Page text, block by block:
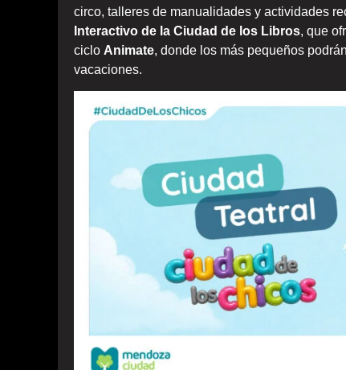
circo, talleres de manualidades y actividades
Interactivo de la Ciudad de los Libros, que
ciclo Animate, donde los más pequeños
vacaciones.